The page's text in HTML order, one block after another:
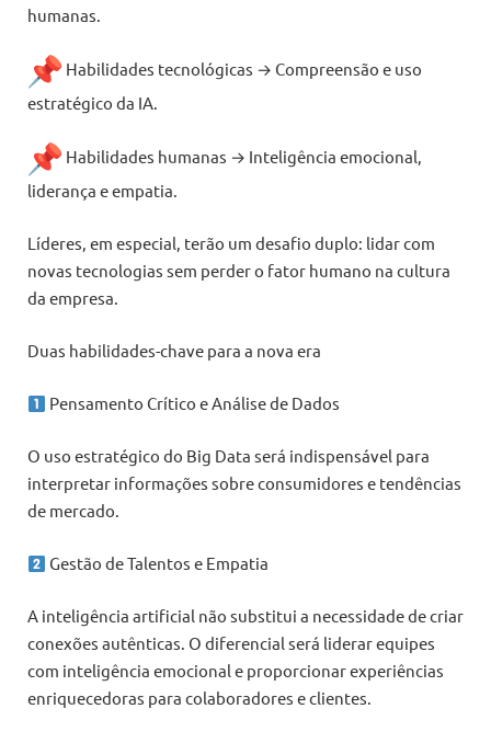
humanas.
Habilidades tecnológicas → Compreensão e uso
estratégico da IA.
Habilidades humanas → Inteligência emocional,
liderança e empatia.
Líderes, em especial, terão um desafio duplo: lidar com
novas tecnologias sem perder o fator humano na cultura
da empresa.
Duas habilidades-chave para a nova era
Pensamento Crítico e Análise de Dados
O uso estratégico do Big Data será indispensável para
interpretar informações sobre consumidores e tendências
de mercado.
Gestão de Talentos e Empatia
A inteligência artificial não substitui a necessidade de criar
conexões autênticas. O diferencial será liderar equipes
com inteligência emocional e proporcionar experiências
enriquecedoras para colaboradores e clientes.